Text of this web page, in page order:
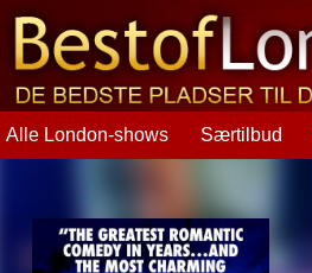
Alle London-shows Særtilbud